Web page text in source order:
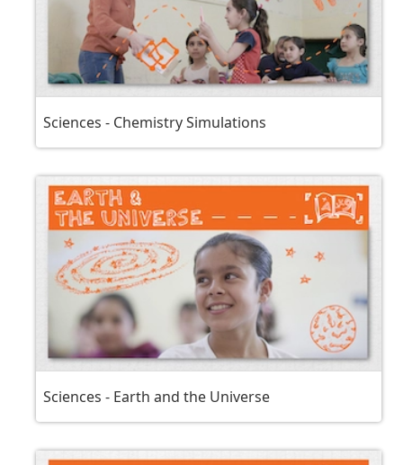
Sciences - Chemistry Simulations
Sciences - Earth and the Universe